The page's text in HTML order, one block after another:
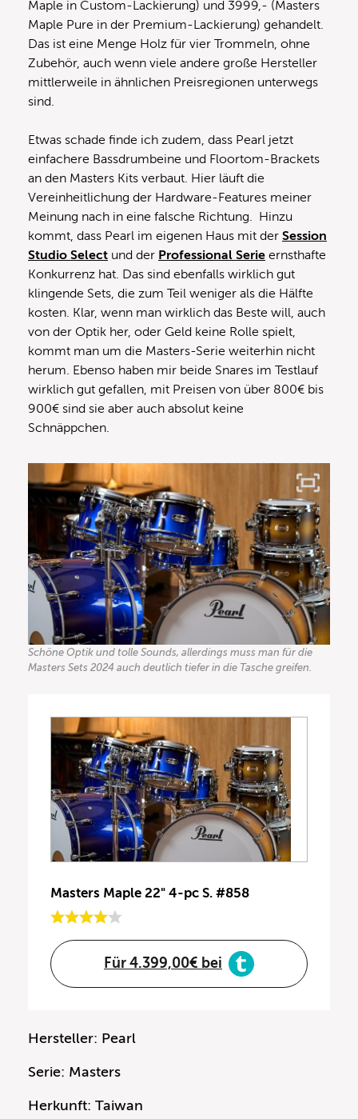
Maple in Custom-Lackierung) und 3999,- (Masters
Maple Pure in der Premium-Lackierung) gehandelt.
Das ist eine Menge Holz für vier Trommeln, ohne
Zubehör, auch wenn viele andere große Hersteller
mittlerweile in ähnlichen Preisregionen unterwegs
sind.
Etwas schade finde ich zudem, dass Pearl jetzt
einfachere Bassdrumbeine und Floortom-Brackets
an den Masters Kits verbaut. Hier läuft die
Vereinheitlichung der Hardware-Features meiner
Meinung nach in eine falsche Richtung. Hinzu
kommt, dass Pearl im eigenen Haus mit der Session
Studio Select und der Professional Serie ernsthafte
Konkurrenz hat. Das sind ebenfalls wirklich gut
klingende Sets, die zum Teil weniger als die Hälfte
kosten. Klar, wenn man wirklich das Beste will, auch
von der Optik her, oder Geld keine Rolle spielt,
kommt man um die Masters-Serie weiterhin nicht
herum. Ebenso haben mir beide Snares im Testlauf
wirklich gut gefallen, mit Preisen von über 800€ bis
900€ sind sie aber auch absolut keine
Schnäppchen.
Schöne Optik und tolle Sounds, allerdings muss man für die
Masters Sets 2024 auch deutlich tiefer in die Tasche greifen.
Masters Maple 22" 4-pc S. #858
Für 4.399,00€ bei
Hersteller: Pearl
Serie: Masters
Herkunft: Taiwan